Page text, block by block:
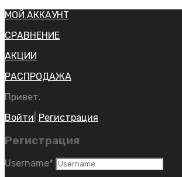
МОЙ АККАУНТ
СРАВНЕНИЕ
АКЦИИ
РАСПРОДАЖА
Привет.
Войти Регистрация
Регистрация
Username*